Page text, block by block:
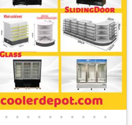
• • • • • • • • • •